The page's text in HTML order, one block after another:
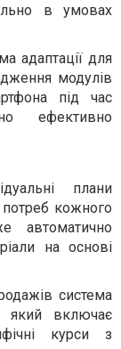
в умовах
адаптації для
модулів
під час
ефективно
плани
потреб кожного
автоматично
на основі
система
який включає
курси з